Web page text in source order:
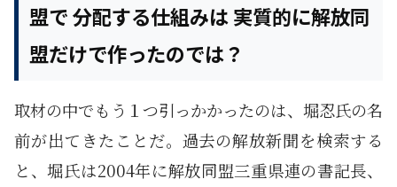
盟で 分配する仕組みは 実質的に解放同
盟だけで作ったのでは？
取材の中でもう１つ引っかかったのは、堀忍氏の名
前が出てきたことだ。過去の解放新聞を検索する
と、堀氏は2004年に解放同盟三重県連の書記長、